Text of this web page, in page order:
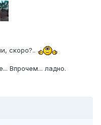
скоро?..
Впрочем... ладно.